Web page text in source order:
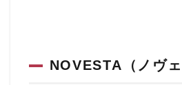
NOVESTA（ノヴェ